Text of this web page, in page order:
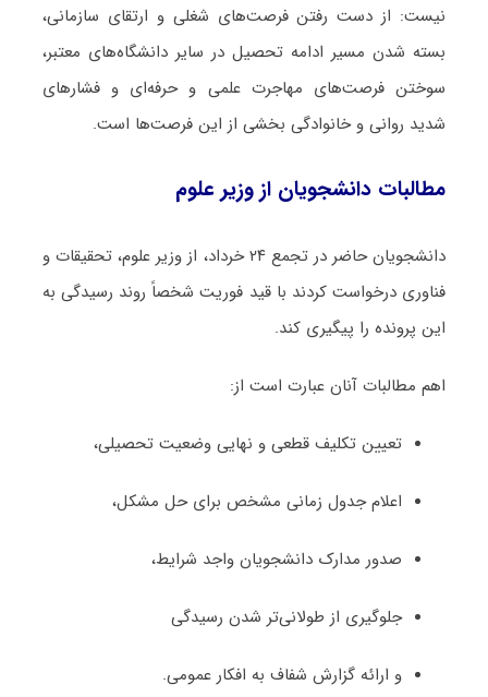
نیست: از دست رفتن فرصت‌های شغلی و ارتقای سازمانی،
بسته شدن مسیر ادامه تحصیل در سایر دانشگاه‌های معتبر،
سوختن فرصت‌های مهاجرت علمی و حرفه‌ای و فشارهای
شدید روانی و خانوادگی بخشی از این فرصت‌ها است.
مطالبات دانشجویان از وزیر علوم
دانشجویان حاضر در تجمع ۲۴ خرداد، از وزیر علوم، تحقیقات و
فناوری درخواست کردند با قید فوریت شخصاً روند رسیدگی به
این پرونده را پیگیری کند.
اهم مطالبات آنان عبارت است از:
تعیین تکلیف قطعی و نهایی وضعیت تحصیلی،
اعلام جدول زمانی مشخص برای حل مشکل،
صدور مدارک دانشجویان واجد شرایط،
جلوگیری از طولانی‌تر شدن رسیدگی
و ارائه گزارش شفاف به افکار عمومی.